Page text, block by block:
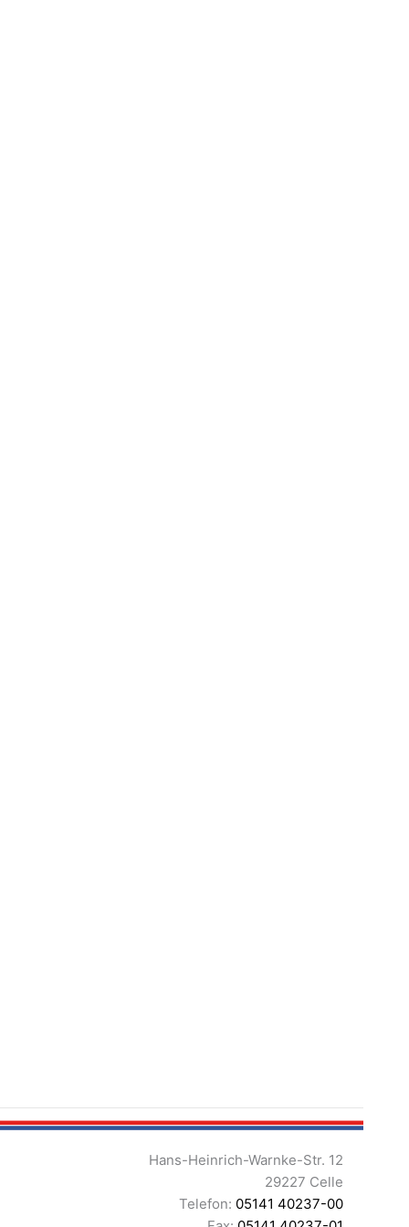
Hans-Heinrich-Warnke-Str. 12
29227 Celle
Telefon: 05141 40237-00